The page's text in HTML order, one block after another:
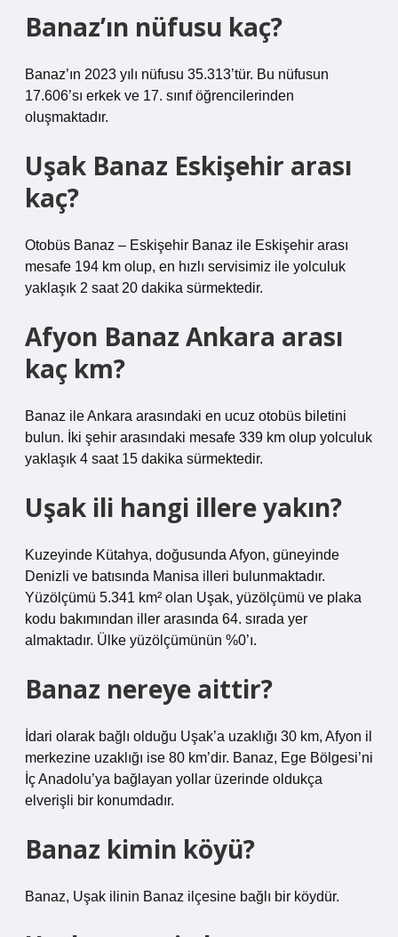
Banaz’ın nüfusu kaç?
Banaz’ın 2023 yılı nüfusu 35.313’tür. Bu nüfusun
17.606’sı erkek ve 17. sınıf öğrencilerinden
oluşmaktadır.
Uşak Banaz Eskişehir arası
kaç?
Otobüs Banaz – Eskişehir Banaz ile Eskişehir arası
mesafe 194 km olup, en hızlı servisimiz ile yolculuk
yaklaşık 2 saat 20 dakika sürmektedir.
Afyon Banaz Ankara arası
kaç km?
Banaz ile Ankara arasındaki en ucuz otobüs biletini
bulun. İki şehir arasındaki mesafe 339 km olup yolculuk
yaklaşık 4 saat 15 dakika sürmektedir.
Uşak ili hangi illere yakın?
Kuzeyinde Kütahya, doğusunda Afyon, güneyinde
Denizli ve batısında Manisa illeri bulunmaktadır.
Yüzölçümü 5.341 km² olan Uşak, yüzölçümü ve plaka
kodu bakımından iller arasında 64. sırada yer
almaktadır. Ülke yüzölçümünün %0’ı.
Banaz nereye aittir?
İdari olarak bağlı olduğu Uşak’a uzaklığı 30 km, Afyon il
merkezine uzaklığı ise 80 km’dir. Banaz, Ege Bölgesi’ni
İç Anadolu’ya bağlayan yollar üzerinde oldukça
elverişli bir konumdadır.
Banaz kimin köyü?
Banaz, Uşak ilinin Banaz ilçesine bağlı bir köydür.